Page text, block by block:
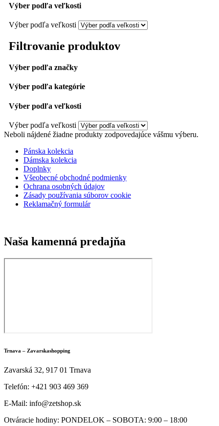
Výber podľa veľkosti
Výber podľa veľkosti
Filtrovanie produktov
Výber podľa značky
Výber podľa kategórie
Výber podľa veľkosti
Výber podľa veľkosti
Neboli nájdené žiadne produkty zodpovedajúce vášmu výberu.
Pánska kolekcia
Dámska kolekcia
Doplnky
Všeobecné obchodné podmienky
Ochrana osobných údajov
Zásady používania súborov cookie
Reklamačný formulár
Naša kamenná predajňa
Trnava – Zavarskashopping
Zavarská 32, 917 01 Trnava
Telefón: +421 903 469 369
E-Mail: info@zetshop.sk
Otváracie hodiny: PONDELOK – SOBOTA: 9:00 – 18:00